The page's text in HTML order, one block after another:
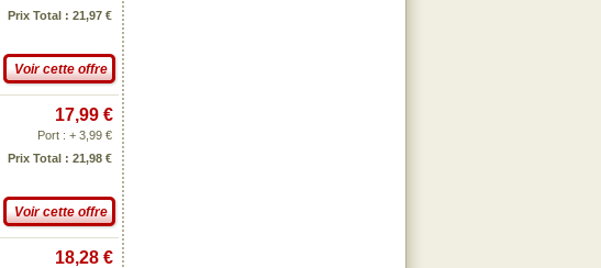
Prix Total : 21,97 €
Voir cette offre
17,99 €
Port : + 3,99 €
Prix Total : 21,98 €
Voir cette offre
18,28 €